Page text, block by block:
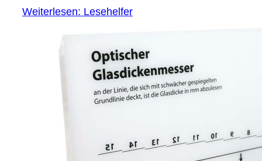
Weiterlesen: Lesehelfer